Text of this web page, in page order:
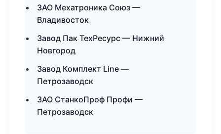
ЗАО Мехатроника Союз —
Владивосток
Завод Пак ТехРесурс — Нижний
Новгород
Завод Комплект Line —
Петрозаводск
ЗАО СтанкоПроф Профи —
Петрозаводск